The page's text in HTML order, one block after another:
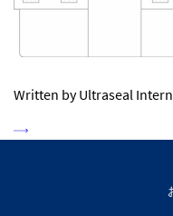
Written by Ultraseal